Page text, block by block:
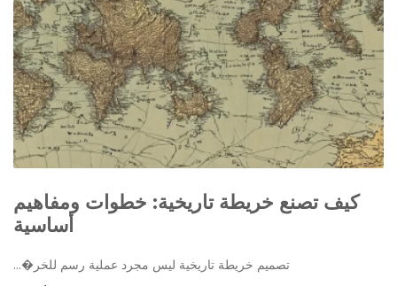
كيف تصنع خريطة تاريخية: خطوات ومفاهيم
أساسية
تصميم خريطة تاريخية ليس مجرد عملية رسم للخر�...